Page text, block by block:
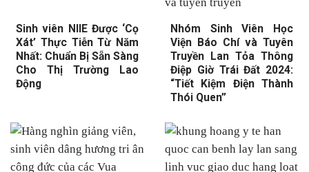
Sinh viên NIIE Được ‘Cọ
Xát’ Thực Tiễn Từ Năm
Nhất: Chuẩn Bị Sẵn Sàng
Cho Thị Trường Lao
Động
Nhóm Sinh Viên Học
Viện Báo Chí và Tuyên
Truyền Lan Tỏa Thông
Điệp Giờ Trái Đất 2024:
“Tiết Kiệm Điện Thành
Thói Quen”